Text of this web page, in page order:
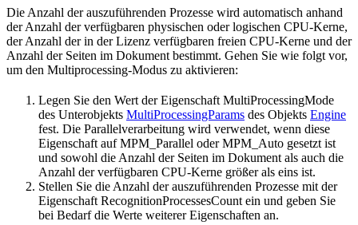
Die Anzahl der auszuführenden Prozesse wird automatisch anhand
der Anzahl der verfügbaren physischen oder logischen CPU-Kerne,
der Anzahl der in der Lizenz verfügbaren freien CPU-Kerne und der
Anzahl der Seiten im Dokument bestimmt. Gehen Sie wie folgt vor,
um den Multiprocessing-Modus zu aktivieren:
Legen Sie den Wert der Eigenschaft MultiProcessingMode
des Unterobjekts MultiProcessingParams des Objekts Engine
fest. Die Parallelverarbeitung wird verwendet, wenn diese
Eigenschaft auf MPM_Parallel oder MPM_Auto gesetzt ist
und sowohl die Anzahl der Seiten im Dokument als auch die
Anzahl der verfügbaren CPU-Kerne größer als eins ist.
Stellen Sie die Anzahl der auszuführenden Prozesse mit der
Eigenschaft RecognitionProcessesCount ein und geben Sie
bei Bedarf die Werte weiterer Eigenschaften an.